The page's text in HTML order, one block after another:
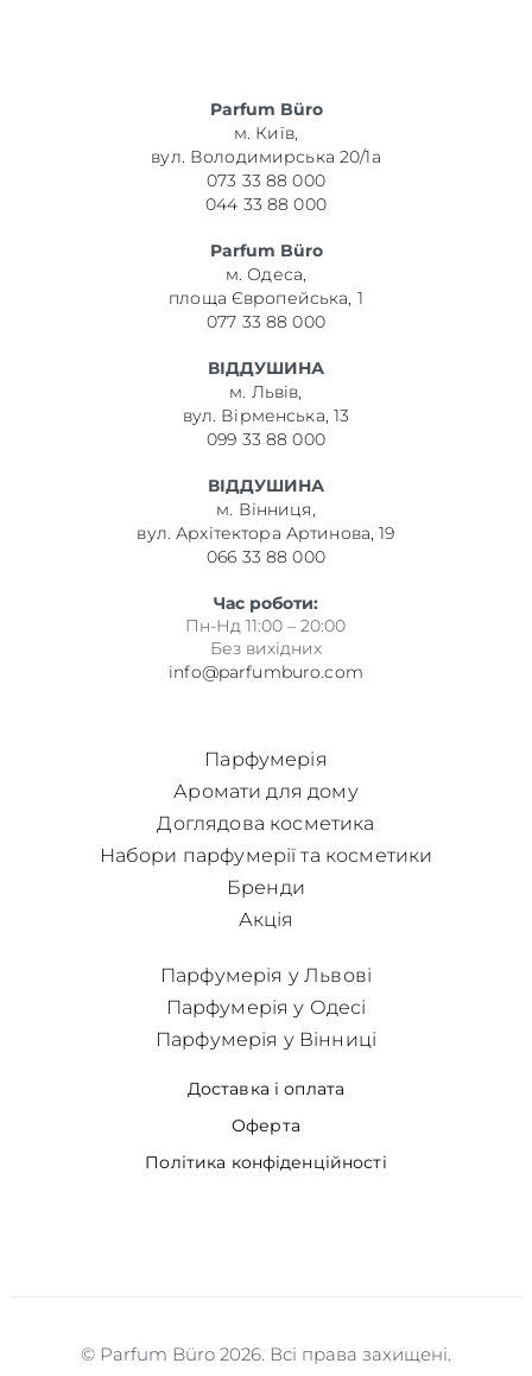
Parfum Büro
м. Київ,
вул. Володимирська 20/1а
073 33 88 000
044 33 88 000
Parfum Büro
м. Одеса,
площа Європейська, 1
077 33 88 000
ВІДДУШИНА
м. Львів,
вул. Вірменська, 13
099 33 88 000
ВІДДУШИНА
м. Вінниця,
вул. Архітектора Артинова, 19
066 33 88 000
Час роботи:
Пн-Нд 11:00 – 20:00
Без вихідних
info@parfumburo.com
Парфумерія
Аромати для дому
Доглядова косметика
Набори парфумерії та косметики
Бренди
Акція
Доставка і оплата
Оферта
Політика конфіденційності
Парфумерія у Львові
Парфумерія у Одесі
Парфумерія у Вінниці
© Parfum Büro 2026. Всі права захищені.